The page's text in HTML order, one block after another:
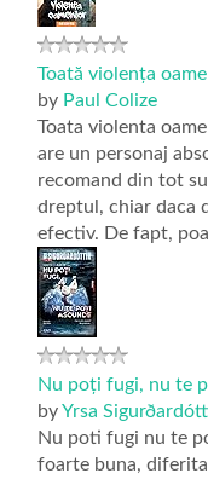
Toată violența
by Paul Colize
Toata violenta
are un personaj
recomand din tot
dreptul, chiar daca
efectiv. De fapt,
Nu poți fugi, nu te
byYrsa
Nu poti fugi nu te
foarte buna,